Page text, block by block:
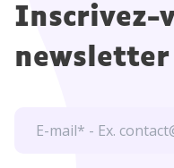
Inscrivez-